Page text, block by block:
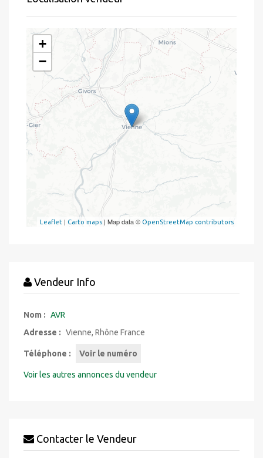
+
−
Leaflet | Carto maps | Map data © OpenStreetMap contributors
Vendeur Info
Nom : AVR
Adresse : Vienne, Rhône France
Téléphone : Voir le numéro
Voir les autres annonces du vendeur
Contacter le Vendeur